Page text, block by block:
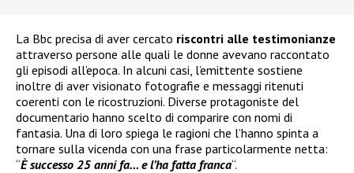
La Bbc precisa di aver cercato riscontri alle testimonianze
attraverso persone alle quali le donne avevano raccontato
gli episodi all’epoca. In alcuni casi, l’emittente sostiene
inoltre di aver visionato fotografie e messaggi ritenuti
coerenti con le ricostruzioni. Diverse protagoniste del
documentario hanno scelto di comparire con nomi di
fantasia. Una di loro spiega le ragioni che l’hanno spinta a
tornare sulla vicenda con una frase particolarmente netta:
“È successo 25 anni fa… e l’ha fatta franca“.